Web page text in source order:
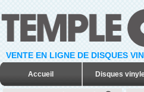
VENTE EN LIGNE DE DISQUES
Accueil Disques